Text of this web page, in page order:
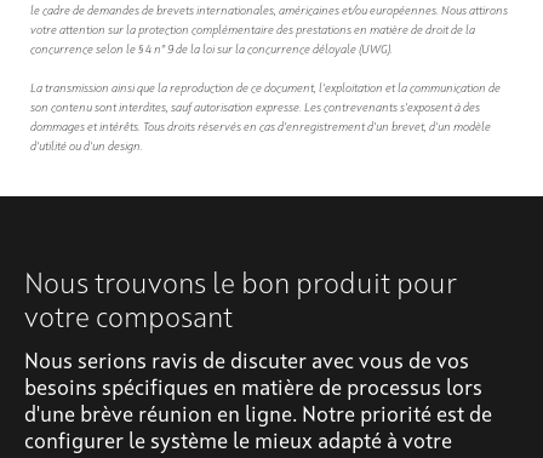
le cadre de demandes de brevets internationales, américaines et/ou européennes. Nous attirons
votre attention sur la protection complémentaire des prestations en matière de droit de la
concurrence selon le § 4 n° 9 de la loi sur la concurrence déloyale (UWG).
La transmission ainsi que la reproduction de ce document, l'exploitation et la communication de
son contenu sont interdites, sauf autorisation expresse. Les contrevenants s'exposent à des
dommages et intérêts. Tous droits réservés en cas d'enregistrement d'un brevet, d'un modèle
d'utilité ou d'un design.
Nous trouvons le bon produit pour
votre composant
Nous serions ravis de discuter avec vous de vos
besoins spécifiques en matière de processus lors
d'une brève réunion en ligne. Notre priorité est de
configurer le système le mieux adapté à votre